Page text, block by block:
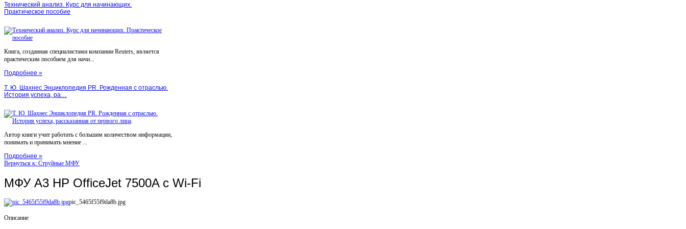
Технический анализ. Курс для начинающих.
Практическое пособие
Книга, созданная специалистами компании Reuters, является
практическим пособием для начи...
Подробнее »
Т. Ю. Шахнес Энциклопедия PR. Рожденная с отраслью.
История успеха, ра…
Автор книги учит работать с большим количеством информации,
понимать и принимать мнение ...
Подробнее »
Вернуться к: Струйные МФУ
МФУ A3 HP OfficeJet 7500A с Wi-Fi
pic_5465f55f9da8b.jpg
Описание